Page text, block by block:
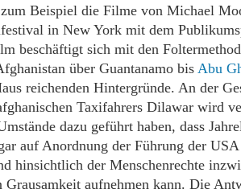
Beispiel die Filme von Michael
in New York mit dem
beschäftigt sich mit den
über Guantanamo bis Abu
reichenden Hintergründe. An der
Taxifahrers Dilawar wird
dazu geführt haben, dass
auf Anordnung der Führung der
hinsichtlich der Menschenrechte
Grausamkeit aufnehmen kann. Die